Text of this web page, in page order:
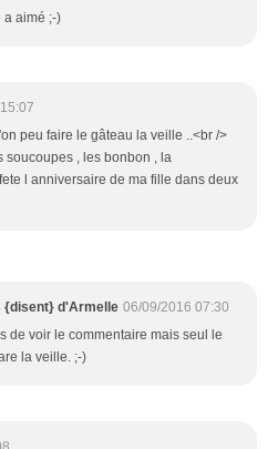
a aimé ;-)
peu faire le gâteau la veille ..<br />
soucoupes , les bonbon , la
l anniversaire de ma fille dans deux
{disent} d'Armelle 06/09/2016 07:30
de voir le commentaire mais seul le
la veille. ;-)